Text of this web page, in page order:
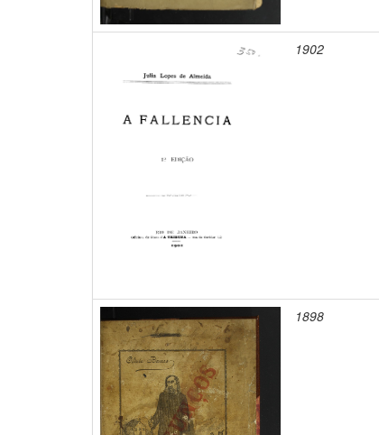
1902
1898